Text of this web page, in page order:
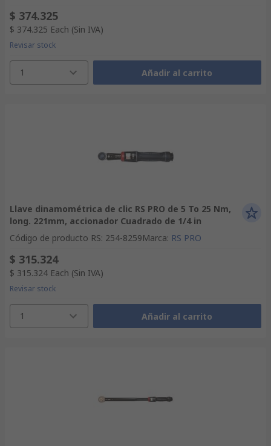
$ 374.325
$ 374.325 Each (Sin IVA)
Revisar stock
1 Añadir al carrito
Llave dinamométrica de clic RS PRO de 5 To 25 Nm,
long. 221mm, accionador Cuadrado de 1/4 in
Código de producto RS: 254-8259Marca: RS PRO
$ 315.324
$ 315.324 Each (Sin IVA)
Revisar stock
1 Añadir al carrito